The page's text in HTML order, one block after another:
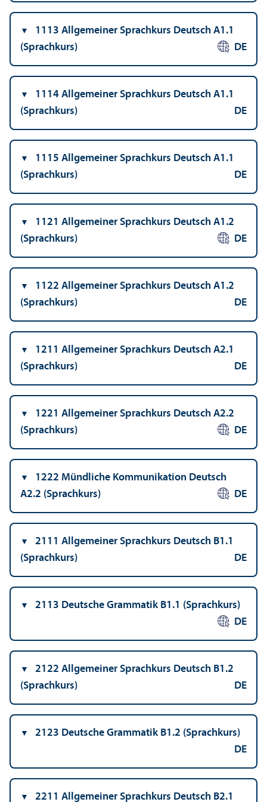
1113 Allgemeiner Sprach­kurs Deutsch A1.1
(Sprach­kurs)
DE
1114 Allgemeiner Sprach­kurs Deutsch A1.1
(Sprach­kurs)
DE
1115 Allgemeiner Sprach­kurs Deutsch A1.1
(Sprach­kurs)
DE
1121 Allgemeiner Sprach­kurs Deutsch A1.2
(Sprach­kurs)
DE
1122 Allgemeiner Sprach­kurs Deutsch A1.2
(Sprach­kurs)
DE
1211 Allgemeiner Sprach­kurs Deutsch A2.1
(Sprach­kurs)
DE
1221 Allgemeiner Sprach­kurs Deutsch A2.2
(Sprach­kurs)
DE
1222 Mündliche Kommunikation Deutsch
A2.2 (Sprach­kurs)
DE
2111 Allgemeiner Sprach­kurs Deutsch B1.1
(Sprach­kurs)
DE
2113 Deutsche Grammatik B1.1 (Sprach­kurs)
DE
2122 Allgemeiner Sprach­kurs Deutsch B1.2
(Sprach­kurs)
DE
2123 Deutsche Grammatik B1.2 (Sprach­kurs)
DE
2211 Allgemeiner Sprach­kurs Deutsch B2.1